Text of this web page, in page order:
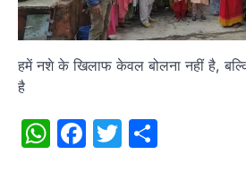
हमें नशे के खिलाफ केवल बोलना नहीं है,
है
WhatsApp
Facebook
Twitter